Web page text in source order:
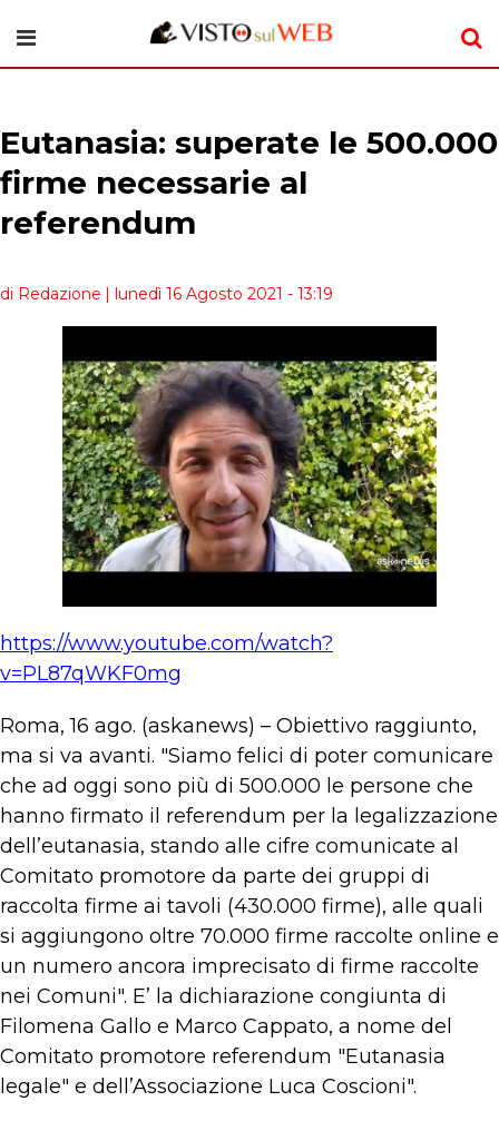
Eutanasia: superate le 500.000
firme necessarie al
referendum
di Redazione | lunedì 16 Agosto 2021 - 13:19
https://www.youtube.com/watch?
v=PL87qWKF0mg
Roma, 16 ago. (askanews) – Obiettivo raggiunto,
ma si va avanti. "Siamo felici di poter comunicare
che ad oggi sono più di 500.000 le persone che
hanno firmato il referendum per la legalizzazione
dell’eutanasia, stando alle cifre comunicate al
Comitato promotore da parte dei gruppi di
raccolta firme ai tavoli (430.000 firme), alle quali
si aggiungono oltre 70.000 firme raccolte online e
un numero ancora imprecisato di firme raccolte
nei Comuni". E’ la dichiarazione congiunta di
Filomena Gallo e Marco Cappato, a nome del
Comitato promotore referendum "Eutanasia
legale" e dell’Associazione Luca Coscioni".